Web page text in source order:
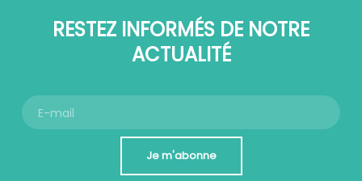
RESTEZ INFORMÉS DE NOTRE
ACTUALITÉ
Je m'abonne